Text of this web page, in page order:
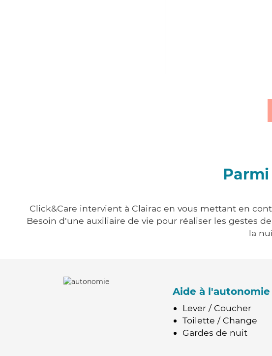
Click&Care intervient à Clairac en vous mettant en
Besoin d'une auxiliaire de vie pour réaliser les gestes
la
Aide à l'autonomie
Lever / Coucher
Toilette / Change
Gardes de nuit